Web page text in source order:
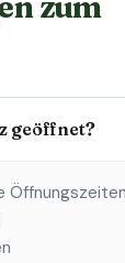
geöffnet?